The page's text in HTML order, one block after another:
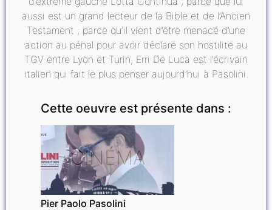
aussi est un grand lecteur de la Bible et de l’Ancien
Testament ; parce qu’il vient d’être menacé d’une
action au pénal pour avoir déclaré son hostilité au
TGV entre Lyon et Turin, Erri De Luca est l’écrivain
italien qui fait le plus penser aujourd’hui à Pasolini.
Cette oeuvre est présente dans :
CINÉMA
Pier Paolo Pasolini